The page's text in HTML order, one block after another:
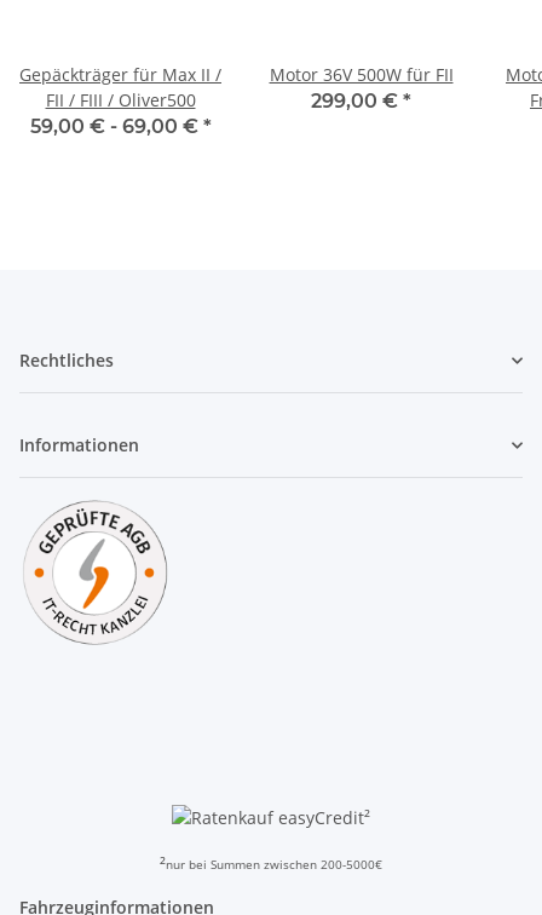
Gepäckträger für Max II /
FII / FIII / Oliver500
59,00 € - 69,00 € *
Motor 36V 500W für FII
299,00 € *
Rechtliches
Informationen
²
²nur bei Summen zwischen 200-5000€
Fahrzeuginformationen